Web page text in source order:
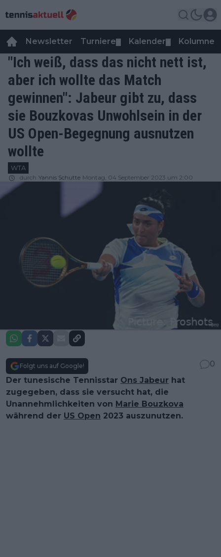
Newsletter Turniere Kalender Kolumnen
"Ich weiß, dass das nicht nett ist,
aber ich wollte das Match
gewinnen": Jabeur gibt zu, dass
sie Bouzkovas Unwohlsein in der
US Open-Begegnung ausnutzen
wollte
WTA
durch Yannis Schutte Montag, 04 September 2023 um 2:00
Folgt uns auf Google!
0
Der tunesische Tennisstar Ons Jabeur hat
zugegeben, dass sie versucht hat, die
Unannehmlichkeiten von Marie Bouzkova
während der US Open 2023 auszunutzen.